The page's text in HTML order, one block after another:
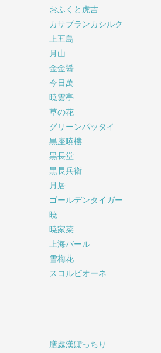
おふくと虎吉
カサブランカシルク
上五島
月山
金金醤
今日萬
暁雲亭
草の花
グリーンパッタイ
黒座暁樓
黒長堂
黒長兵衛
月居
ゴールデンタイガー
暁
暁家菜
上海バール
雪梅花
スコルピオーネ
膳處漢ぽっちり